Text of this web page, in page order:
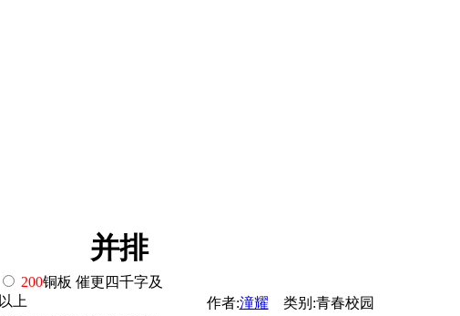
200铜板 催更四千字及
以上
并排
作者:潼耀 类别:青春校园